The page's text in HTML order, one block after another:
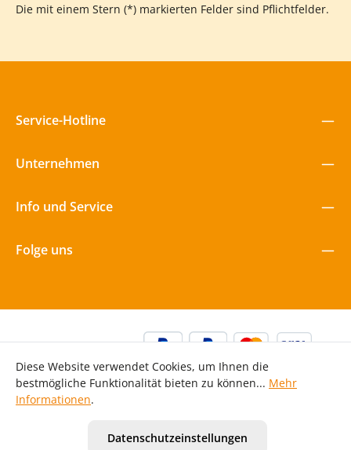
Die mit einem Stern (*) markierten Felder sind Pflichtfelder.
Service-Hotline
Unternehmen
Info und Service
Folge uns
und ggf. Nachnahmegebühren, wenn nicht anders
Diese Website verwendet Cookies, um Ihnen die
bestmögliche Funktionalität bieten zu können... Mehr
Informationen.
Datenschutzeinstellungen